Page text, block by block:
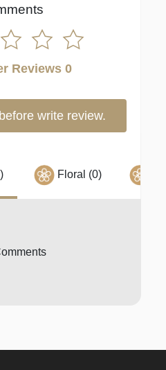
Reviews 0
write review.
Floral (0)